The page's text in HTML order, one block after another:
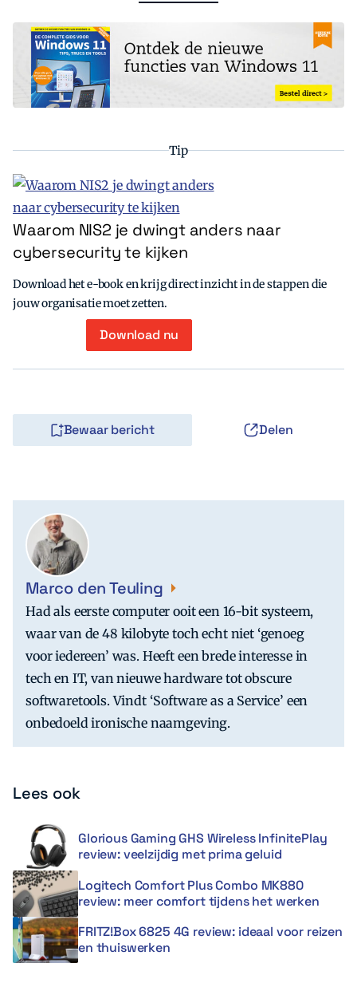
Tip
Waarom NIS2 je dwingt anders naar
cybersecurity te kijken
Download het e-book en krijg direct inzicht in de stappen die
jouw organisatie moet zetten.
Download nu
Bewaar bericht Delen
Marco den Teuling
Had als eerste computer ooit een 16-bit systeem,
waar van de 48 kilobyte toch echt niet ‘genoeg
voor iedereen’ was. Heeft een brede interesse in
tech en IT, van nieuwe hardware tot obscure
softwaretools. Vindt ‘Software as a Service’ een
onbedoeld ironische naamgeving.
Lees ook
Glorious Gaming GHS Wireless InfinitePlay
review: veelzijdig met prima geluid
Logitech Comfort Plus Combo MK880
review: meer comfort tijdens het werken
FRITZ!Box 6825 4G review: ideaal voor reizen
en thuiswerken